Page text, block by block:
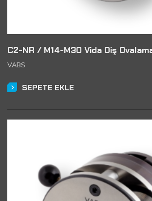
C2-NR / M14-M30 Vida Diş
VABS
SEPETE EKLE